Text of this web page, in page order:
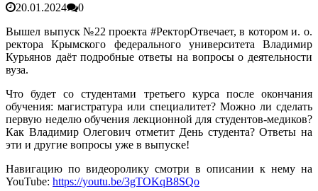
20.01.2024
0
Вышел выпуск №22 проекта #РекторОтвечает, в котором и. о.
ректора Крымского федерального университета Владимир
Курьянов даёт подробные ответы на вопросы о деятельности
вуза.
Что будет со студентами третьего курса после окончания
обучения: магистратура или специалитет? Можно ли сделать
первую неделю обучения лекционной для студентов-медиков?
Как Владимир Олегович отметит День студента? Ответы на
эти и другие вопросы уже в выпуске!
Навигацию по видеоролику смотри в описании к нему на
YouTube: https://youtu.be/3gTOKqB8SQo